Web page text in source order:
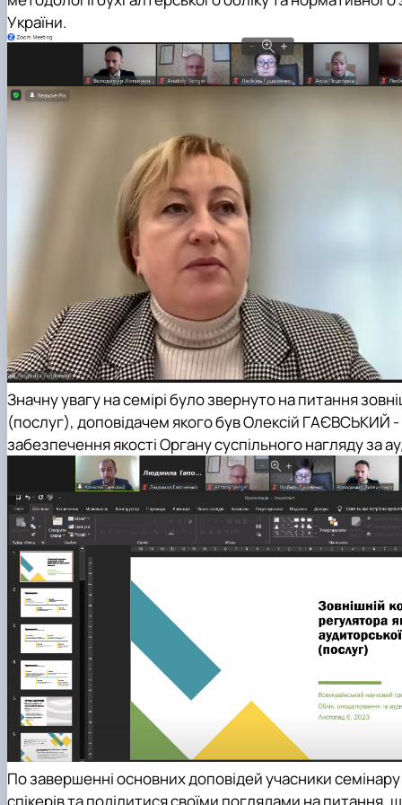
України.
Значну увагу на семірі було звернуто на питання
(послуг), доповідачем якого бувОлексій ГАЄВСЬКИЙ -
забезпечення якості Органу суспільного нагляду за
По завершенні основних доповідей учасники